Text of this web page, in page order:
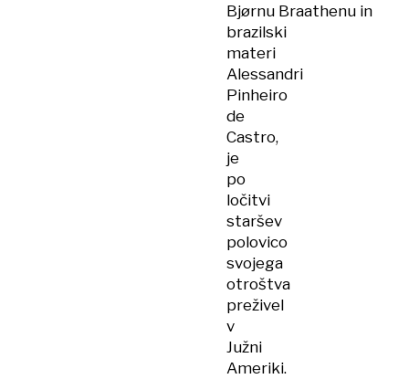
Bjørnu Braathenu in
brazilski
materi
Alessandri
Pinheiro
de
Castro,
je
po
ločitvi
staršev
polovico
svojega
otroštva
preživel
v
Južni
Ameriki.